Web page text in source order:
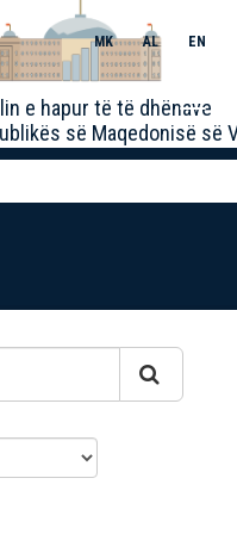
e hapur të të dhënave
së Maqedonisë së
MK AL EN
Toggle